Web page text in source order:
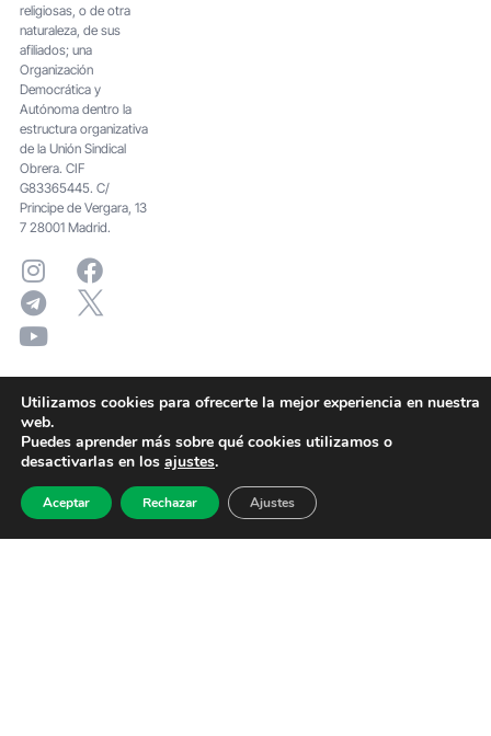
religiosas, o de otra
naturaleza, de sus
afiliados; una
Organización
Democrática y
Autónoma dentro la
estructura organizativa
de la Unión Sindical
Obrera. CIF
G83365445. C/
Principe de Vergara, 13
7 28001 Madrid.
Utilizamos cookies para ofrecerte la mejor experiencia en nuestra
web.
Puedes aprender más sobre qué cookies utilizamos o
desactivarlas en los ajustes.
Aceptar Rechazar Ajustes